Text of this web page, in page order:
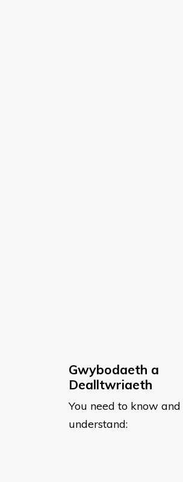
Gwybodaeth a
Dealltwriaeth
You need to know and
understand: